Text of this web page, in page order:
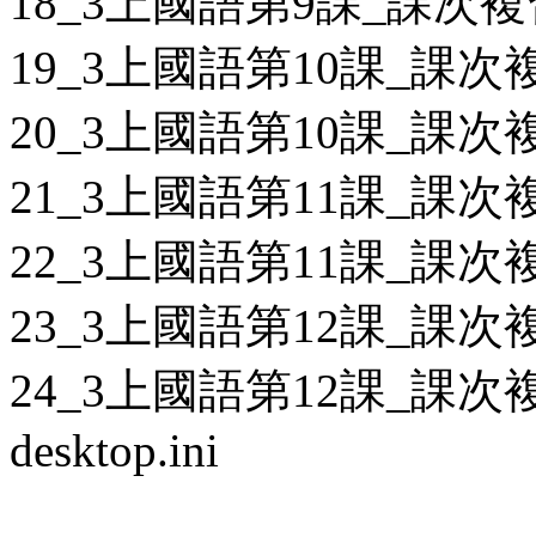
19_3上國語第10課_課次
20_3上國語第10課_課次
21_3上國語第11課_課次
22_3上國語第11課_課次
23_3上國語第12課_課次
24_3上國語第12課_課次
desktop.ini